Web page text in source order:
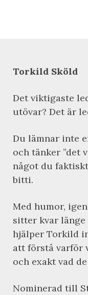
Torkild Sköld
Det viktigaste
utövar? Det är
Du lämnar inte
och tänker ”det
något du
bitti.
Med humor,
sitter kvar
hjälper Torkild
att förstå varför
och exakt vad
Nominerad till